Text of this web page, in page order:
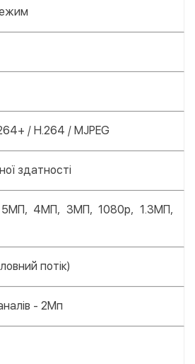
/ H.264 / MJPEG
здатності
4МП, 3МП, 1080p, 1.3МП,
потік)
- 2Мп